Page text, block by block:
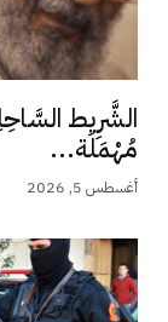
الشَّرِيط
مُهْمَلَة...
أغسطس 5, 2026